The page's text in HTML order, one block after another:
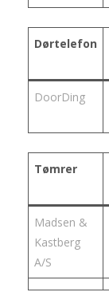
Dørtelefon
DoorDing
Tømrer
Madsen &
Kastberg
A/S